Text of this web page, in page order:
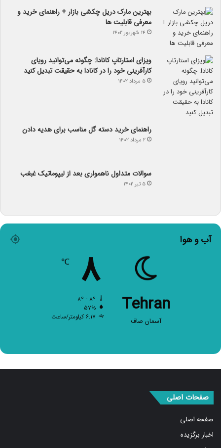
بهترین مارک دریل چکشی بازار + راهنمای خرید و
معرفی قابلیت ها
۱۴ شهریور ۱۴۰۲
ویزای استارتاپ کانادا: چگونه می‌توانید رویای
کارآفرینی خود را در کانادا به حقیقت تبدیل کنید
۵ مرداد ۱۴۰۲
راهنمای خرید دسته گل مناسب برای هدیه دادن
۲ مرداد ۱۴۰۲
سوالات متداول ناهمواری بعد از لیپوماتیک غبغب
۵ تیر ۱۴۰۲
آب و هوا
Tehran
آسمان صاف
۸
۵۷%
۶.۱۷ کیلومتر/ساعت
صفحه اصلی
اخبار برگزیده
سیاسی